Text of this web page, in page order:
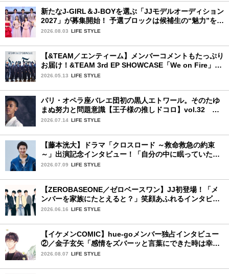
新たなJ-GIRL＆J-BOYを選ぶ「JJモデルオーディション
2027」が募集開始！ 予選ブロックは候補生の“魅力”を重
視した「新システム」に変わります
2026.08.03 LIFE STYLE
【&TEAM／エンティーム】メンバーコメントもたっぷり
お届け！&TEAM 3rd EP SHOWCASE「We on Fire」を
詳細レポート【前編】
2026.05.13 LIFE STYLE
パリ・オペラ座バレエ団初の黒人エトワール。そのたゆ
まぬ努力と問題意識【王子様の推しドコロ】vol.32 ギ
ヨーム・ディオップさん
2026.07.14 LIFE STYLE
【藤本洸大】ドラマ「クロスロード ～救命救急の約束
～」出演記念インタビュー！「自分の中に眠っていた熱
を思い出させてもらった作品です」
2026.07.09 LIFE STYLE
【ZEROBASEONE／ゼロベースワン】JJ初登場！「メ
ンバーを家族にたとえると？」笑顔あふれるインタビュ
ー♡
2026.06.16 LIFE STYLE
【イケメンCOMIC】hue-goメンバー独占インタビュー
②／金子玄矢「感情をズバーッと言葉にできた時は幸
せ〜」
2026.08.07 LIFE STYLE